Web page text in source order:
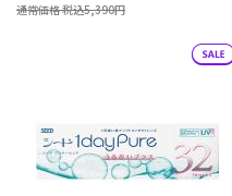
通常価格 税込5,390円